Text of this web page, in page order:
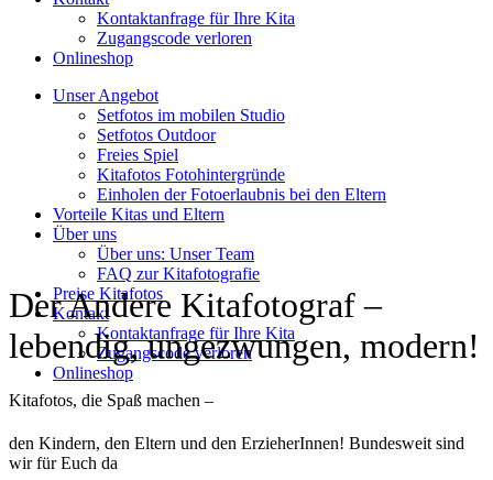
Kontaktanfrage für Ihre Kita
Zugangscode verloren
Onlineshop
Unser Angebot
Setfotos im mobilen Studio
Setfotos Outdoor
Freies Spiel
Kitafotos Fotohintergründe
Einholen der Fotoerlaubnis bei den Eltern
Vorteile Kitas und Eltern
Über uns
Über uns: Unser Team
FAQ zur Kitafotografie
Preise Kitafotos
Kontakt
Kontaktanfrage für Ihre Kita
Zugangscode verloren
Onlineshop
Der Andere Kitafotograf –
lebendig, ungezwungen, modern!
Kitafotos, die Spaß machen –
den Kindern, den Eltern und den ErzieherInnen! Bundesweit sind
wir für Euch da